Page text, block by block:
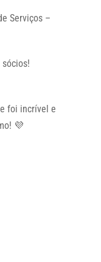
Serviços –
foi incrível e
💜